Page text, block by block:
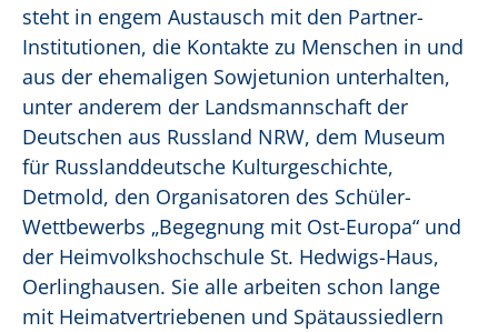
steht in engem Austausch mit den Partner-
Institutionen, die Kontakte zu Menschen in und
aus der ehemaligen Sowjetunion unterhalten,
unter anderem der Landsmannschaft der
Deutschen aus Russland NRW, dem Museum
für Russlanddeutsche Kulturgeschichte,
Detmold, den Organisatoren des Schüler-
Wettbewerbs „Begegnung mit Ost-Europa“ und
der Heimvolkshochschule St. Hedwigs-Haus,
Oerlinghausen. Sie alle arbeiten schon lange
mit Heimatvertriebenen und Spätaussiedlern